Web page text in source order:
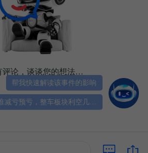
评论，谈谈您的想法…
帮我快速解读该事件的影响
江淮减亏预亏，整车板块利空几何？